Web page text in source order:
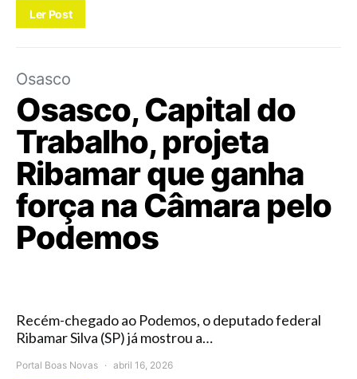
Ler Post
Osasco
Osasco, Capital do
Trabalho, projeta
Ribamar que ganha
força na Câmara pelo
Podemos
Recém-chegado ao Podemos, o deputado federal
Ribamar Silva (SP) já mostrou a…
Portal Boas Novas abril 16, 2026